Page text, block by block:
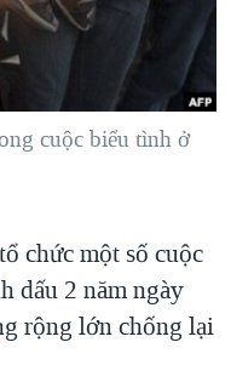
cuộc biểu tình ở
chức một số cuộc
dấu 2 năm ngày
rộng lớn chống lại